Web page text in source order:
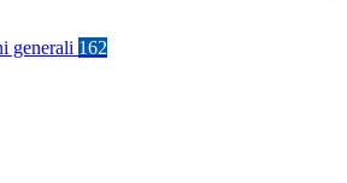
generali 162